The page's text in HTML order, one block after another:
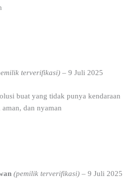
terverifikasi) – 9 Juli 2025
buat yang tidak punya kendaraan
dan nyaman
(pemilik terverifikasi) – 9 Juli 2025